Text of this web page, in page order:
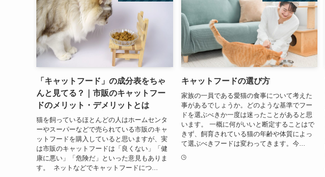
「キャットフード」の成分表をちゃ
んと見てる？｜市販のキャットフー
ドのメリット・デメリットとは
猫を飼っているほとんどの人はホームセンタ
ーやスーパーなどで売られている市販のキャ
ットフードを購入していると思いますが、実
は市販のキャットフードは「良くない」「健
康に悪い」「危険だ」といった意見もありま
す。 ネットなどでキャットフードにつ...
キャットフードの選び方
家族の一員である愛猫の食事について考えた
事があるでしょうか。どのような基準でフー
ドを選ぶべきか一度は迷ったことがあると思
います。 一概に何がいいと断定することはで
きず、飼育されている猫の年齢や体質によっ
て選ぶべきフードは変わってきます。今...